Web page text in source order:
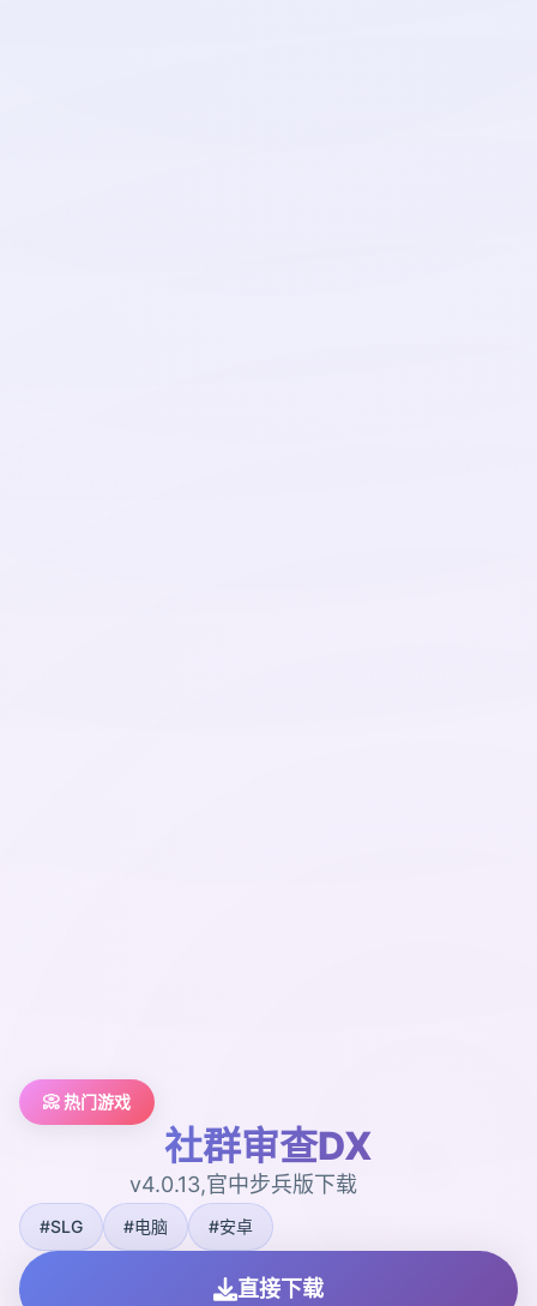
📀 热门游戏
社群审查DX
v4.0.13,官中步兵版下载
#SLG #电脑 #安卓
直接下载